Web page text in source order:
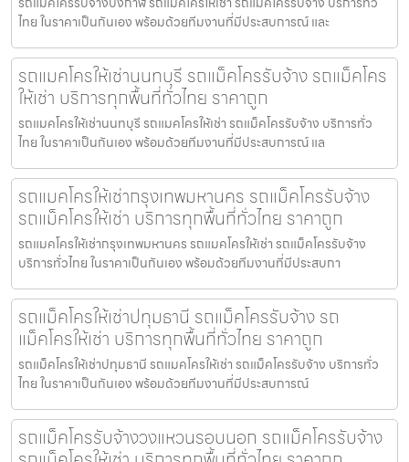
ไทย ในราคาเป็นกันเอง พร้อมด้วยทีมงานที่มีประสบการณ์ และ
รถแมคโครให้เช่านนทบุรี รถแม็คโครรับจ้าง รถแม็คโคร
ให้เช่า บริการทุกพื้นที่ทั่วไทย ราคาถูก
รถแมคโครให้เช่านนทบุรี รถแมคโครให้เช่า รถแม็คโครรับจ้าง บริการทั่ว
ไทย ในราคาเป็นกันเอง พร้อมด้วยทีมงานที่มีประสบการณ์ แล
รถแมคโครให้เช่ากรุงเทพมหานคร รถแม็คโครรับจ้าง
รถแม็คโครให้เช่า บริการทุกพื้นที่ทั่วไทย ราคาถูก
รถแมคโครให้เช่ากรุงเทพมหานคร รถแมคโครให้เช่า รถแม็คโครรับจ้าง
บริการทั่วไทย ในราคาเป็นกันเอง พร้อมด้วยทีมงานที่มีประสบกา
รถแม็คโครให้เช่าปทุมธานี รถแม็คโครรับจ้าง รถ
แม็คโครให้เช่า บริการทุกพื้นที่ทั่วไทย ราคาถูก
รถแม็คโครให้เช่าปทุมธานี รถแมคโครให้เช่า รถแม็คโครรับจ้าง บริการทั่ว
ไทย ในราคาเป็นกันเอง พร้อมด้วยทีมงานที่มีประสบการณ์
รถแม็คโครรับจ้างวงแหวนรอบนอก รถแม็คโครรับจ้าง